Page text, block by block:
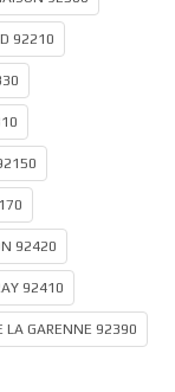
92210
92420
92410
GARENNE 92390